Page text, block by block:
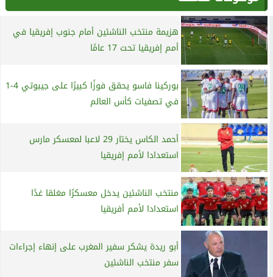
هزيمة منتخب الناشئين أمام جنوب إفريقيا في
أمم إفريقيا تحت 17 عامًا
بوركينا فاسو يحقق فوزًا كبيرًا على جيبوتي 4-1
في تصفيات كأس العالم
أحمد الكاس يختار 29 لاعبا لمعسكر مارس
استعدادا لأمم إفريقيا
منتخب الناشئين يدخل معسكرًا مغلقا غدًا
استعدادا لأمم أفريقيا
أبو ريدة يشكر سفير المغرب على إنهاء إجراءات
سفر منتخب الناشئين